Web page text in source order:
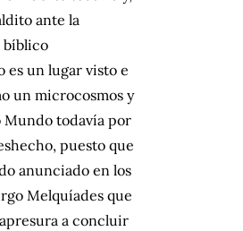
ante la
bíblico
es un lugar visto e
un microcosmos y
Mundo todavía por
puesto que
anunciado en los
Melquíades que
a concluir